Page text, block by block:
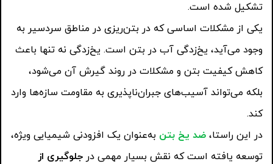
تشکیل شده است.
یکی از مشکلات اساسی که در بتن‌ریزی در مناطق سردسیر به
وجود می‌آید، یخ‌زدگی آب در بتن است. یخ‌زدگی نه تنها باعث
کاهش کیفیت بتن و مشکلات در روند گیرش آن می‌شود،
بلکه می‌تواند آسیب‌های جبران‌ناپذیری به مقاومت سازه‌ها وارد
کند.
در این راستا، ضد یخ بتن به‌عنوان یک افزودنی شیمیایی ویژه،
توسعه یافته است که نقش بسیار مهمی در جلوگیری از